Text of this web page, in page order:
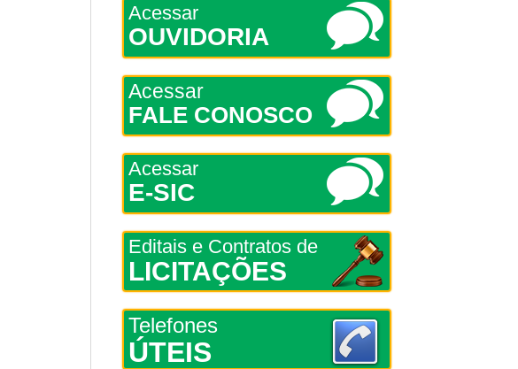
Acessar
OUVIDORIA
Acessar
FALE CONOSCO
Acessar
E-SIC
Editais e Contratos de
LICITAÇÕES
Telefones
ÚTEIS